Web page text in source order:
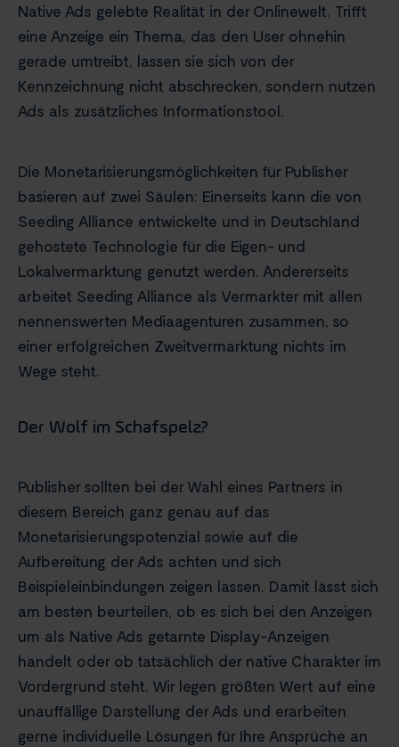
Native Ads gelebte Realität in der Onlinewelt. Trifft
eine Anzeige ein Thema, das den User ohnehin
gerade umtreibt, lassen sie sich von der
Kennzeichnung nicht abschrecken, sondern nutzen
Ads als zusätzliches Informationstool.
Die Monetarisierungsmöglichkeiten für Publisher
basieren auf zwei Säulen: Einerseits kann die von
Seeding Alliance entwickelte und in Deutschland
gehostete Technologie für die Eigen- und
Lokalvermarktung genutzt werden. Andererseits
arbeitet Seeding Alliance als Vermarkter mit allen
nennenswerten Mediaagenturen zusammen, so
einer erfolgreichen Zweitvermarktung nichts im
Wege steht.
Der Wolf im Schafspelz?
Publisher sollten bei der Wahl eines Partners in
diesem Bereich ganz genau auf das
Monetarisierungspotenzial sowie auf die
Aufbereitung der Ads achten und sich
Beispieleinbindungen zeigen lassen. Damit lässt sich
am besten beurteilen, ob es sich bei den Anzeigen
um als Native Ads getarnte Display-Anzeigen
handelt oder ob tatsächlich der native Charakter im
Vordergrund steht. Wir legen größten Wert auf eine
unauffällige Darstellung der Ads und erarbeiten
gerne individuelle Lösungen für Ihre Ansprüche an